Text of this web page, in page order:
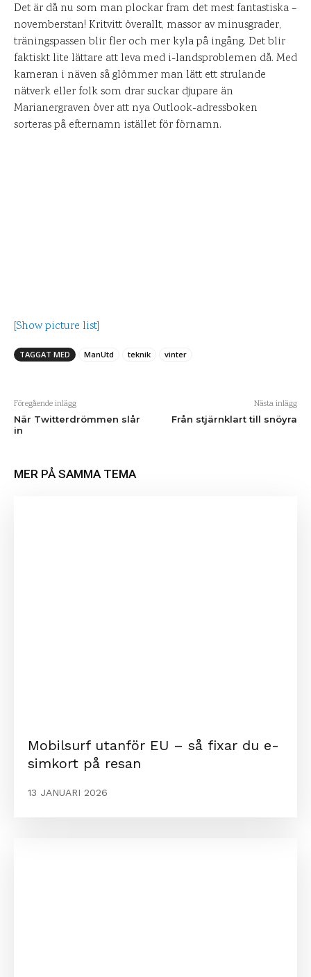
Det är då nu som man plockar fram det mest fantastiska –
novemberstan! Kritvitt överallt, massor av minusgrader,
träningspassen blir fler och mer kyla på ingång. Det blir
faktiskt lite lättare att leva med i-landsproblemen då. Med
kameran i näven så glömmer man lätt ett strulande
nätverk eller folk som drar suckar djupare än
Marianergraven över att nya Outlook-adressboken
sorteras på efternamn istället för förnamn.
[Show picture list]
TAGGAT MED ManUtd teknik vinter
Föregående inlägg
När Twitterdrömmen slår
in
Nästa inlägg
Från stjärnklart till snöyra
MER PÅ SAMMA TEMA
Mobilsurf utanför EU – så fixar du e-
simkort på resan
13 JANUARI 2026